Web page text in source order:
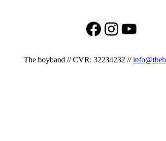
Facebook
Instagram
The boyband // CVR: 32234232 //